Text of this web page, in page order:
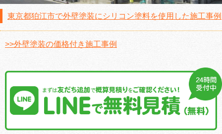
東京都狛江市で外壁塗装にシリコン塗料を使用した施工事例
>>外壁塗装の価格付き施工事例